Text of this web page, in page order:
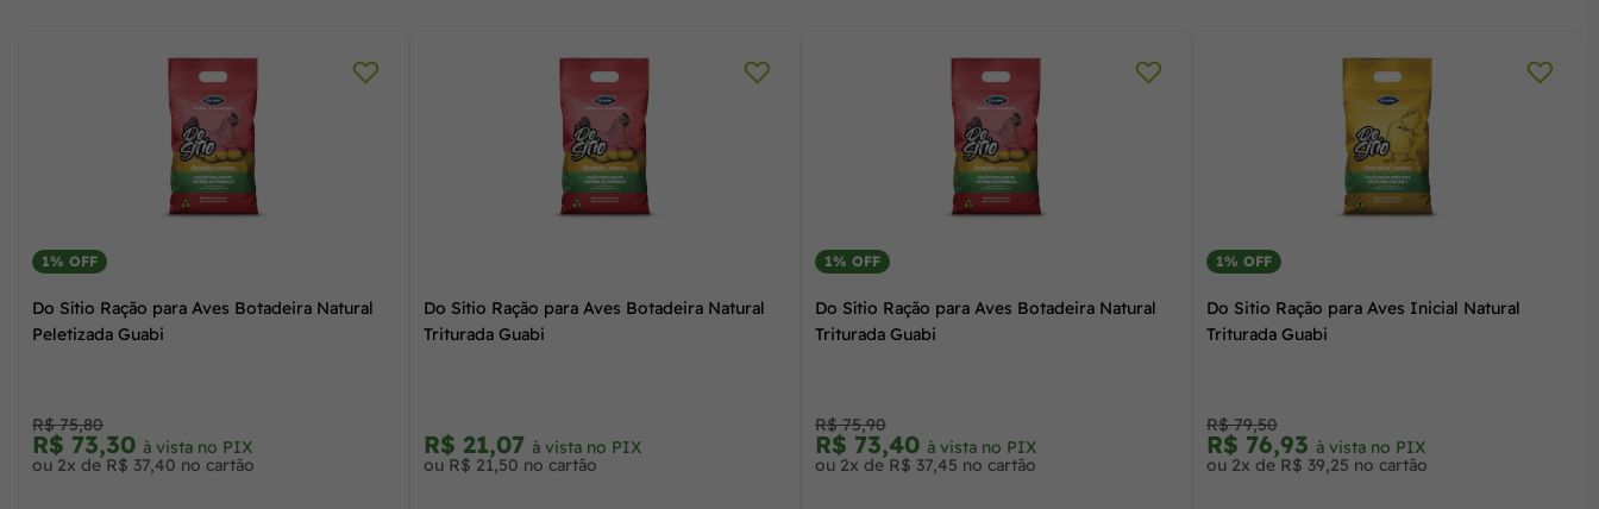
1% OFF
Do Sítio Ração para Aves Botadeira Natural
Peletizada Guabi
R$ 75,80
R$ 73,30 à vista no PIX
ou 2x de R$ 37,40 no cartão
Do Sítio Ração para Aves Botadeira Natural
Triturada Guabi
R$ 21,07 à vista no PIX
ou R$ 21,50 no cartão
1% OFF
Do Sítio Ração para Aves Botadeira Natural
Triturada Guabi
R$ 75,90
R$ 73,40 à vista no PIX
ou 2x de R$ 37,45 no cartão
1% OFF
Do Sitio Ração para Aves Inicial Natural
Triturada Guabi
R$ 79,50
R$ 76,93 à vista no PIX
ou 2x de R$ 39,25 no cartão